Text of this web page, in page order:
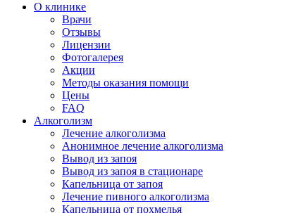
О клинике
Врачи
Отзывы
Лицензии
Фотогалерея
Акции
Методы оказания помощи
Цены
FAQ
Алкоголизм
Лечение алкоголизма
Анонимное лечение алкоголизма
Вывод из запоя
Вывод из запоя в стационаре
Капельница от запоя
Лечение пивного алкоголизма
Капельница от похмелья